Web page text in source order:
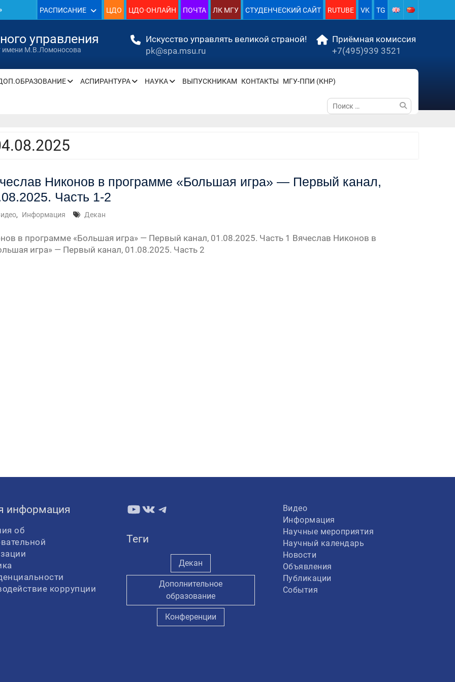
—
—
—
—
РАСПИСАНИЕ ЦДО ЦДО·ОНЛАЙН ПОЧТА ЛК МГУ СТУДЕНЧЕСКИЙ САЙТ RUTUBE VK TG
управления
имени М.В.Ломоносова
Искусство управлять великой страной!
pk@spa.msu.ru
Приёмная комиссия
+7(495)939 3521
АСПИРАНТУРА НАУКА ВЫПУСКНИКАМ КОНТАКТЫ МГУ-ППИ (КНР)
Поиск
по:
Никонов в программе «Большая игра» — Первый канал,
Часть 1-2
, Информация Декан
в программе «Большая игра» — Первый канал, 01.08.2025. Часть 1 Вячеслав Никонов в
игра» — Первый канал, 01.08.2025. Часть 2
информация
об
коррупции
YouTube
ВКонтакте
Telegram
Теги
Декан
Дополнительное
образование
Конференции
Видео
Информация
Научные мероприятия
Научный календарь
Новости
Объявления
Публикации
События